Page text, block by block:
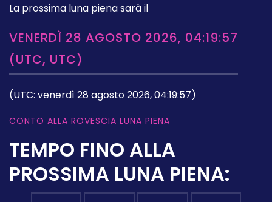
La prossima luna piena sarà il
VENERDÌ 28 AGOSTO 2026, 04:19:57
(UTC, UTC)
(UTC: venerdì 28 agosto 2026, 04:19:57)
CONTO ALLA ROVESCIA LUNA PIENA
TEMPO FINO ALLA
PROSSIMA LUNA PIENA: